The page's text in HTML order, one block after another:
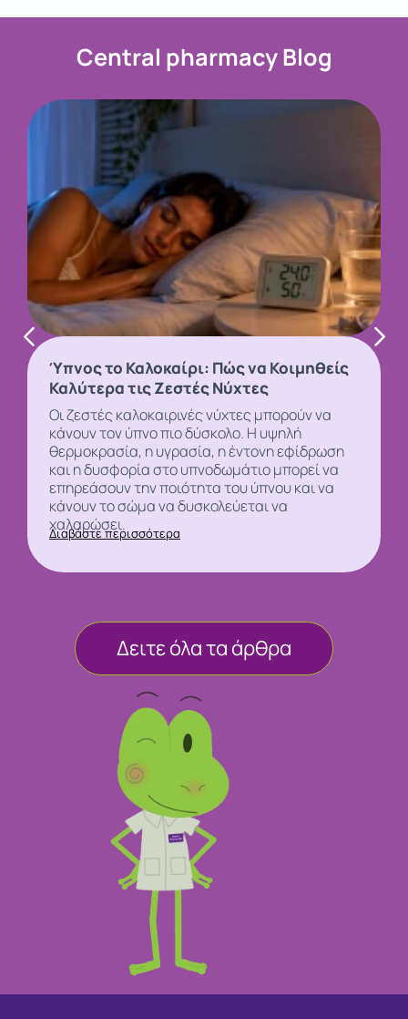
Central pharmacy Blog
Ύπνος το Καλοκαίρι: Πώς να Κοιμηθείς
Καλύτερα τις Ζεστές Νύχτες
Οι ζεστές καλοκαιρινές νύχτες μπορούν να
κάνουν τονύπνοπιο δύσκολο. Η υψηλή
θερμοκρασία, η υγρασία, η έντονη εφίδρωση
και η δυσφορία στο υπνοδωμάτιο μπορεί να
επηρεάσουν την ποιότητα του ύπνου και να
κάνουν το σώμα να δυσκολεύεται να
χαλαρώσει.
Διαβάστε περισσότερα
Δειτε όλα τα άρθρα